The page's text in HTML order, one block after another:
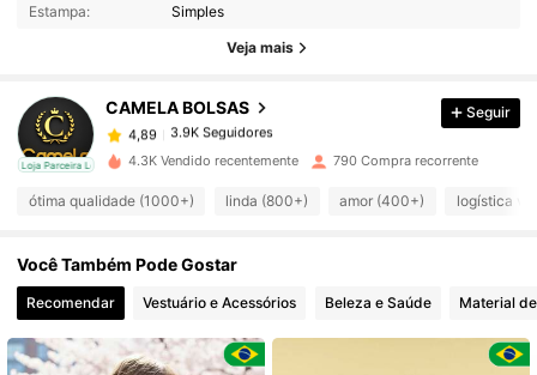
Estampa: Simples
Veja mais
Loja Parceira Local
CAMELA BOLSAS
3.9K Seguidores
3.9K Seguidores
s***n pago1 dia atrás
4,89 3.9K Seguidores
4,89 3.9K Seguidores
4,89 3.9K Seguidores
Seguir
4.3K Vendido recentemente 790 Compra recorrente
ótima qualidade (1000+) linda (800+) amor (400+) logística
Você Também Pode Gostar
Recomendar Vestuário e Acessórios Beleza e Saúde Material